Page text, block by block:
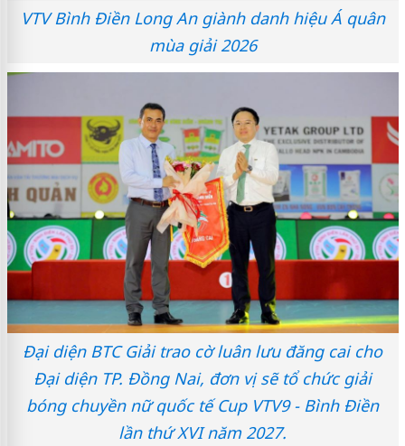
VTV Bình Điền Long An giành danh hiệu Á quân
mùa giải 2026
Đại diện BTC Giải trao cờ luân lưu đăng cai cho
Đại diện TP. Đồng Nai, đơn vị sẽ tổ chức giải
bóng chuyền nữ quốc tế Cup VTV9 - Bình Điền
lần thứ XVI năm 2027.